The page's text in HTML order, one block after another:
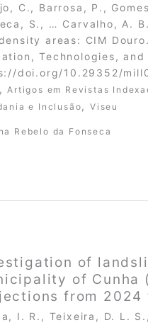
C., Barrosa, P.,
S., … Carvalho, A.
areas: CIM
Technologies,
doi.org/10.29352/
Artigos em Revistas
e Inclusão , Viseu
Rebelo da Fonseca
of
of Cunha
from 2024
I. R., Teixeira, D. L.